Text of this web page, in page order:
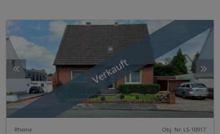
Verkauft
Rheine Obj. Nr. LS-10917